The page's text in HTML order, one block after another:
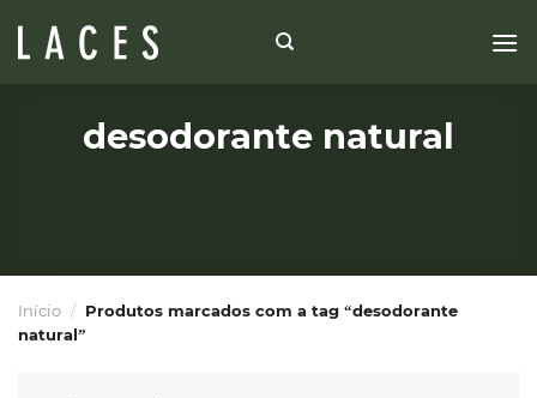
desodorante natural
Início /
Produtos marcados com a tag “desodorante
natural”